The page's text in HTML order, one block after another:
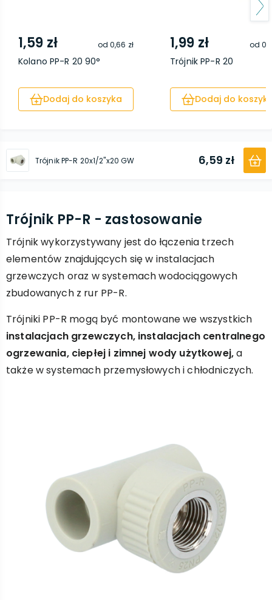
1,59 zł od0,66 zł
Kolano PP-R 20 90°
Dodaj do koszyka
1,99 zł od
Trójnik PP-R 20
Dodaj do
Trójnik PP-R 20x1/2''x20 GW 6,59 zł
Trójnik PP-R - zastosowanie
Trójnik wykorzystywany jest do łączenia trzech
elementów znajdujących się w instalacjach
grzewczych oraz w systemach wodociągowych
zbudowanych z rur PP-R.
Trójniki PP-R mogą być montowane we wszystkich
instalacjach grzewczych, instalacjach centralnego
ogrzewania, ciepłej i zimnej wody użytkowej,a
także w systemach przemysłowych i chłodniczych.